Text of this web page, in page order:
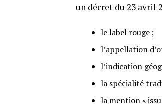
un décret du 23 avril
le label rouge ;
l’appellation
l’indication
la spécialité
la mention «